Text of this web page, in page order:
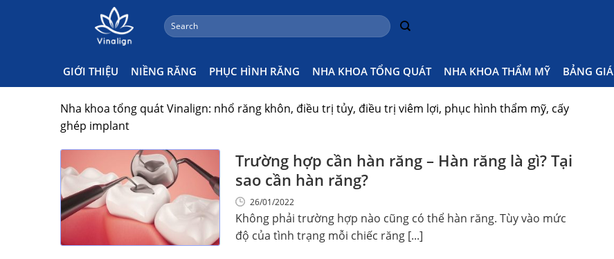
Search
for:
GIỚI THIỆU NIỀNG RĂNG PHỤC HÌNH RĂNG NHA KHOA TỔNG QUÁT NHA KHOA THẨM MỸ BẢNG GIÁ
Kiến Thức Nha Khoa Tổng Quát
Nha khoa tổng quát Vinalign: nhổ răng khôn, điều trị tủy, điều trị viêm lợi, phục hình thẩm mỹ, cấy
ghép implant
Trường hợp cần hàn răng – Hàn răng là gì? Tại
sao cần hàn răng?
26/01/2022
Không phải trường hợp nào cũng có thể hàn răng. Tùy vào mức
độ của tình trạng mỗi chiếc răng [...]